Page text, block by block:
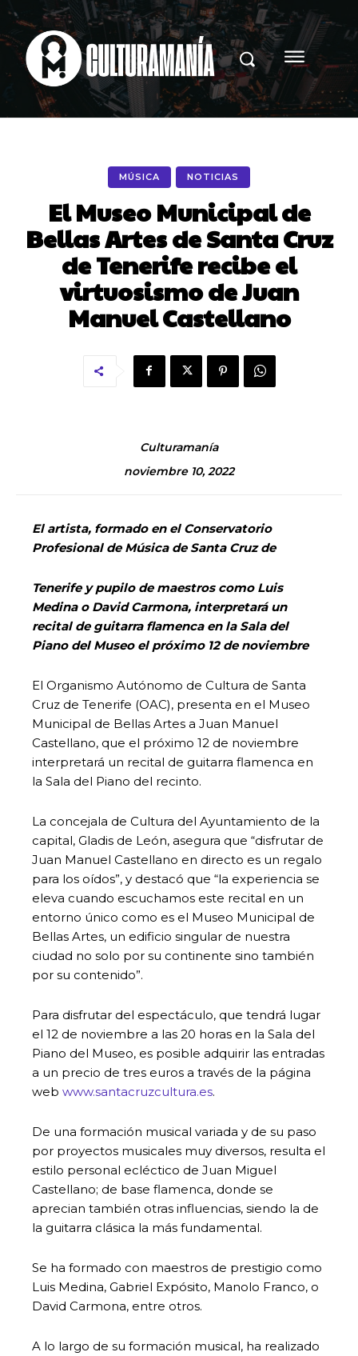
MÚSICA NOTICIAS
El Museo Municipal de
Bellas Artes de Santa Cruz
de Tenerife recibe el
virtuosismo de Juan
Manuel Castellano
Culturamanía
noviembre 10, 2022
El artista, formado en el Conservatorio
Profesional de Música de Santa Cruz de
Tenerife y pupilo de maestros como Luis
Medina o David Carmona, interpretará un
recital de guitarra flamenca en la Sala del
Piano del Museo el próximo 12 de noviembre
El Organismo Autónomo de Cultura de Santa
Cruz de Tenerife (OAC), presenta en el Museo
Municipal de Bellas Artes a Juan Manuel
Castellano, que el próximo 12 de noviembre
interpretará un recital de guitarra flamenca en
la Sala del Piano del recinto.
La concejala de Cultura del Ayuntamiento de la
capital, Gladis de León, asegura que “disfrutar de
Juan Manuel Castellano en directo es un regalo
para los oídos”, y destacó que “la experiencia se
eleva cuando escuchamos este recital en un
entorno único como es el Museo Municipal de
Bellas Artes, un edificio singular de nuestra
ciudad no solo por su continente sino también
por su contenido”.
Para disfrutar del espectáculo, que tendrá lugar
el 12 de noviembre a las 20 horas en la Sala del
Piano del Museo, es posible adquirir las entradas
a un precio de tres euros a través de la página
web www.santacruzcultura.es.
De una formación musical variada y de su paso
por proyectos musicales muy diversos, resulta el
estilo personal ecléctico de Juan Miguel
Castellano; de base flamenca, donde se
aprecian también otras influencias, siendo la de
la guitarra clásica la más fundamental.
Se ha formado con maestros de prestigio como
Luis Medina, Gabriel Expósito, Manolo Franco, o
David Carmona, entre otros.
A lo largo de su formación musical, ha realizado